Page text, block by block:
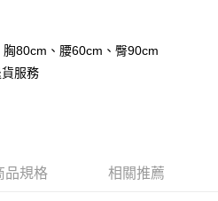
上)免運費
80cm、腰60cm、臀90cm
服務
品規格 相關推薦